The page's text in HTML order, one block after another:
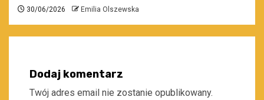
30/06/2026 Emilia Olszewska
Dodaj komentarz
Twój adres email nie zostanie opublikowany.